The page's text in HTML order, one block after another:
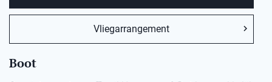
Vliegarrangement
Boot